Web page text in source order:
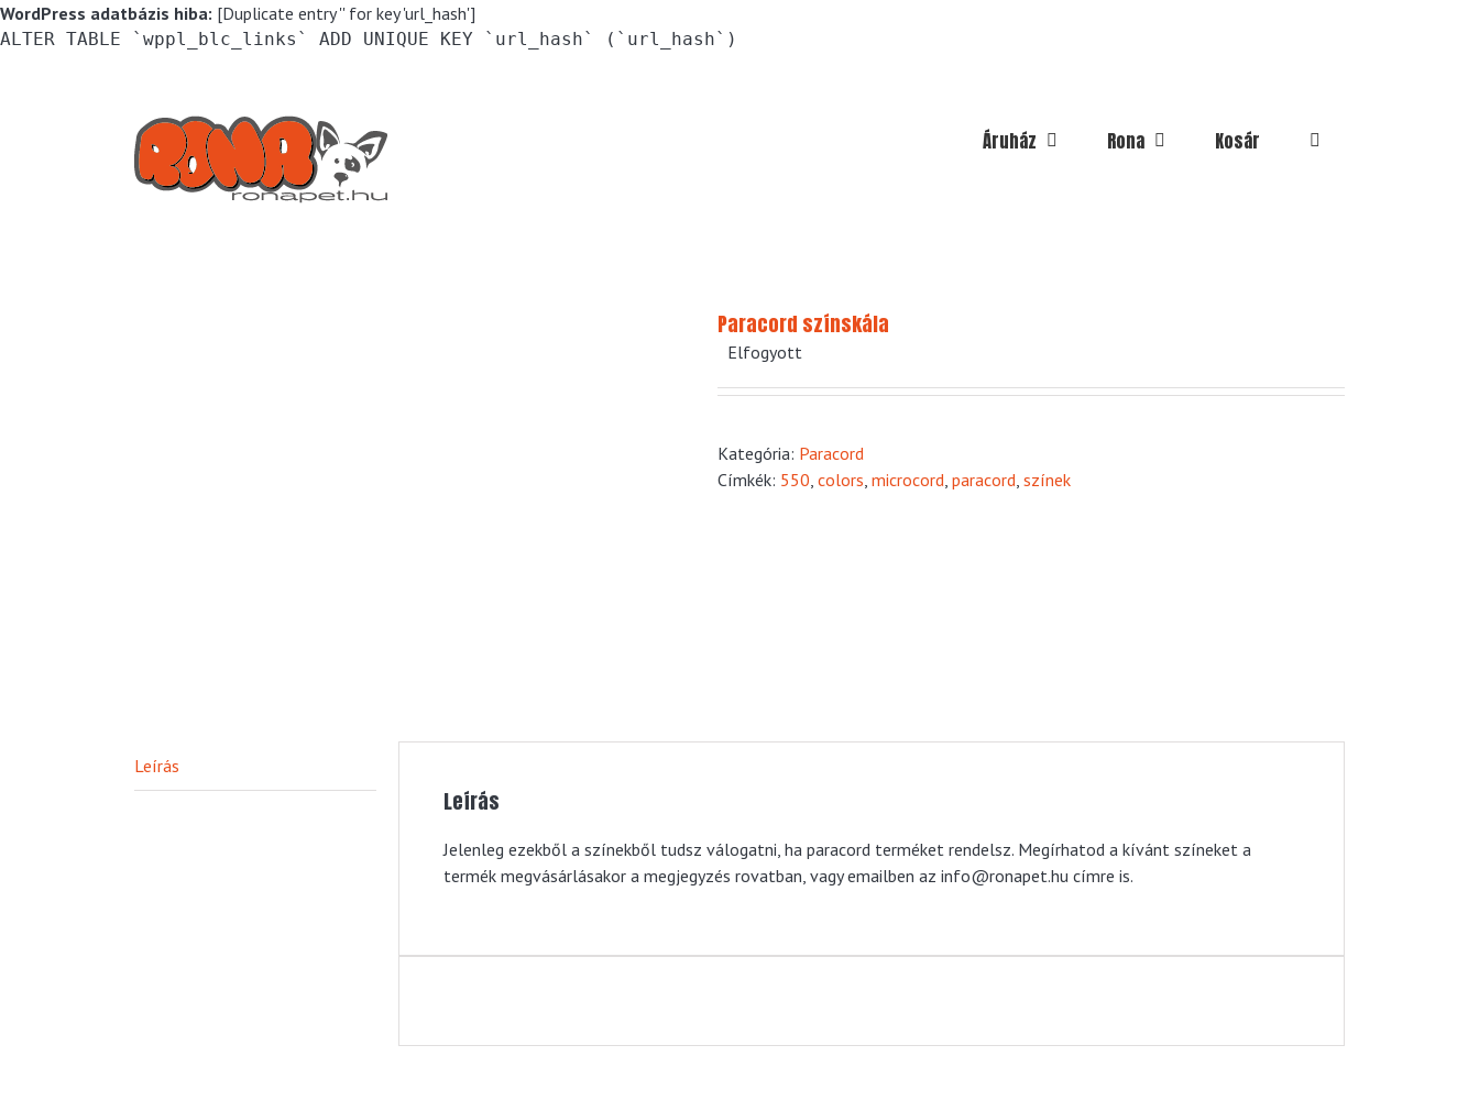
WordPress adatbázis hiba: [Duplicate entry '' for key 'url_hash']
ALTER TABLE `wppl_blc_links` ADD UNIQUE KEY `url_hash` (`url_hash`)
Áruház Rona Kosár
Paracord színskála
Elfogyott
Kategória: Paracord
Címkék: 550, colors, microcord, paracord, színek
Leírás
Leírás
Jelenleg ezekből a színekből tudsz válogatni, ha paracord terméket rendelsz. Megírhatod a kívánt színeket a
termék megvásárlásakor a megjegyzés rovatban, vagy emailben az info@ronapet.hu címre is.